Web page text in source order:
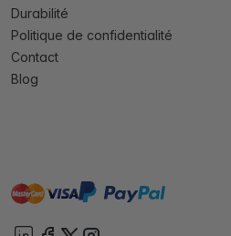
Durabilité
Politique de confidentialité
Contact
Blog
mastervisa paypal